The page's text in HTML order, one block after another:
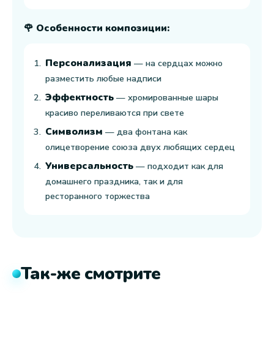
🌹 Особенности композиции:
Персонализация — на сердцах можно
разместить любые надписи
Эффектность — хромированные шары
красиво переливаются при свете
Символизм — два фонтана как
олицетворение союза двух любящих сердец
Универсальность — подходит как для
домашнего праздника, так и для
ресторанного торжества
Так-же смотрите